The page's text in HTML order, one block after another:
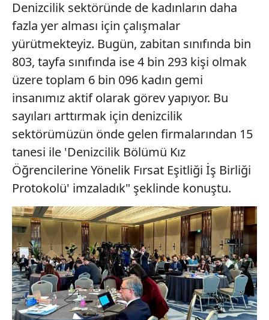
Denizcilik sektöründe de kadınların daha
fazla yer alması için çalışmalar
yürütmekteyiz. Bugün, zabitan sınıfında bin
803, tayfa sınıfında ise 4 bin 293 kişi olmak
üzere toplam 6 bin 096 kadın gemi
insanımız aktif olarak görev yapıyor. Bu
sayıları arttırmak için denizcilik
sektörümüzün önde gelen firmalarından 15
tanesi ile 'Denizcilik Bölümü Kız
Öğrencilerine Yönelik Fırsat Eşitliği İş Birliği
Protokolü' imzaladık" şeklinde konuştu.